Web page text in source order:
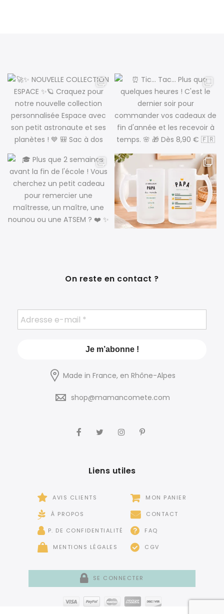
On reste en contact ?
Made in France, en Rhône-Alpes
shop@mamancomete.com
Liens utiles
AVIS CLIENTS
À PROPOS
P. DE CONFIDENTIALITÉ
MENTIONS LÉGALES
MON PANIER
CONTACT
FAQ
CGV
SE CONNECTER